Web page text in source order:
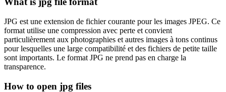
JPG est une extension de fichier courante pour les images JPEG. Ce
format utilise une compression avec perte et convient
particulièrement aux photographies et autres images à tons continus
pour lesquelles une large compatibilité et des fichiers de petite taille
sont importants. Le format JPG ne prend pas en charge la
transparence.
How to open jpg files